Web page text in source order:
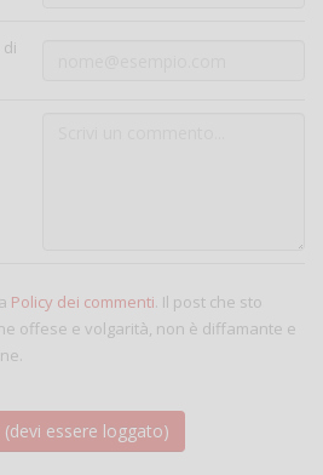
Policy dei commenti. Il post che sto
offese e volgarità, non è diffamante e